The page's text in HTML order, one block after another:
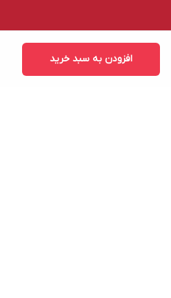
افزودن به سبد خرید